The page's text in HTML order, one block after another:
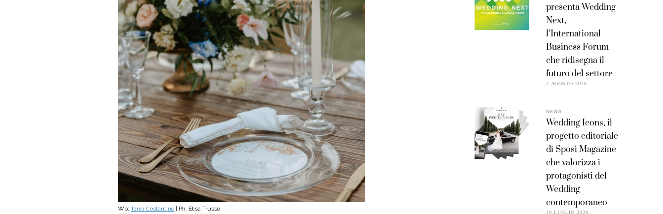
Wp:Tania Costantino | Ph. Elisa Trusso
presenta Wedding
Next,
l’International
Business Forum
che ridisegna il
futuro del settore
5 AGOSTO 2026
NEWS
Wedding Icons, il
progetto editoriale
di Sposi Magazine
che valorizza i
protagonisti del
Wedding
contemporaneo
30 LUGLIO 2026